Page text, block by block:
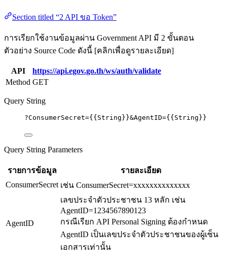
Section titled “2 API ขอ Token”
การเรียกใช้งานข้อมูลผ่าน Government API มี 2 ขั้นตอน
ตัวอย่าง Source Code ดังนี้ [คลิกเพื่อดูรายละเอียด]
API
https://api.egov.go.th/ws/auth/validate
Method GET
Query String
?ConsumerSecret={{String}}&AgentID={{String}}
Query String Parameters
รายการข้อมูล
รายละเอียด
ConsumerSecret เช่น ConsumerSecret=xxxxxxxxxxxxxx
AgentID
เลขประจำตัวประชาชน 13 หลัก เช่น
AgentID=1234567890123
กรณีเรียก API Personal Signing ต้องกำหนด
AgentID เป็นเลขประจำตัวประชาชนของผู้เซ็น
เอกสารเท่านั้น